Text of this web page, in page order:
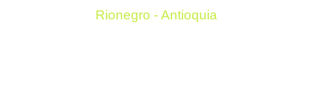
Rionegro - Antioquia